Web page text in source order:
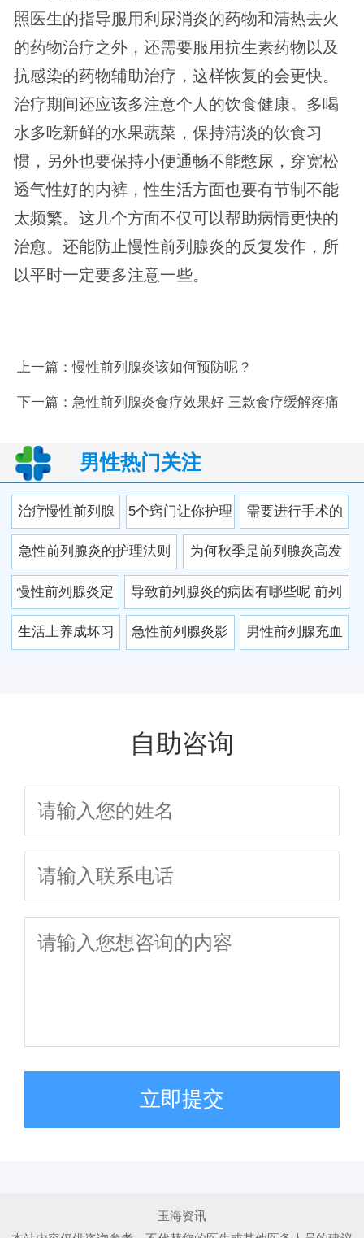
照医生的指导服用利尿消炎的药物和清热去火
的药物治疗之外，还需要服用抗生素药物以及
抗感染的药物辅助治疗，这样恢复的会更快。
治疗期间还应该多注意个人的饮食健康。多喝
水多吃新鲜的水果蔬菜，保持清淡的饮食习
惯，另外也要保持小便通畅不能憋尿，穿宽松
透气性好的内裤，性生活方面也要有节制不能
太频繁。这几个方面不仅可以帮助病情更快的
治愈。还能防止慢性前列腺炎的反复发作，所
以平时一定要多注意一些。
上一篇：慢性前列腺炎该如何预防呢？
下一篇： 急性前列腺炎食疗效果好 三款食疗缓解疼痛
男性热门关注
治疗慢性前列腺
炎用什么药好
5个窍门让你护理
急性前列腺炎不
用到医院
需要进行手术的
前列腺炎疾病
急性前列腺炎的护理法则
急性前列腺炎的治疗原则
解读
为何秋季是前列腺炎高发
期
慢性前列腺炎定
要忌嘴 这些食物
导致前列腺炎的病因有哪些呢 前列
腺炎五大病因
生活上养成坏习 急性前列腺炎影
害
男性前列腺充血
自助咨询
立即提交
玉海资讯